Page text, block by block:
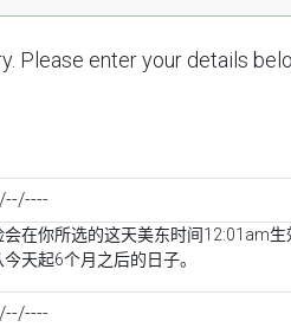
a
会在你所选的这天美东时间12:01am
今天起6个月之后的日子。